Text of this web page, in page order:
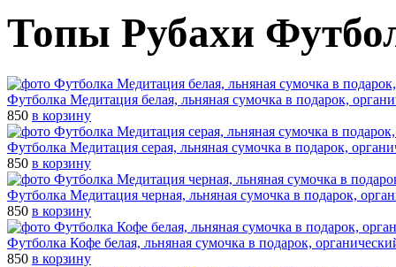
Топы Рубахи
Футболка Медитация белая, льняная сумочка в подарок,
850 в корзину
Футболка Медитация серая, льняная сумочка в подарок,
850 в корзину
Футболка Медитация черная, льняная сумочка в подарок,
850 в корзину
Футболка Кофе белая, льняная сумочка в подарок,
850 в корзину